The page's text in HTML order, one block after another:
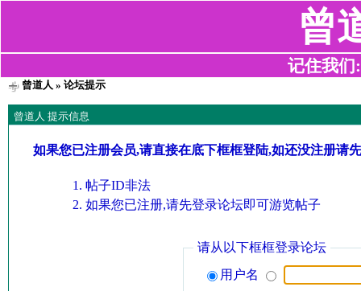
曾
记住我们
曾道人 » 论坛提示
曾道人 提示信息
如果您已注册会员,请直接在底下框框登陆,如还没注册请
帖子ID非法
如果您已注册,请先登录论坛即可游览帖子
请从以下框框登录论坛
用户名